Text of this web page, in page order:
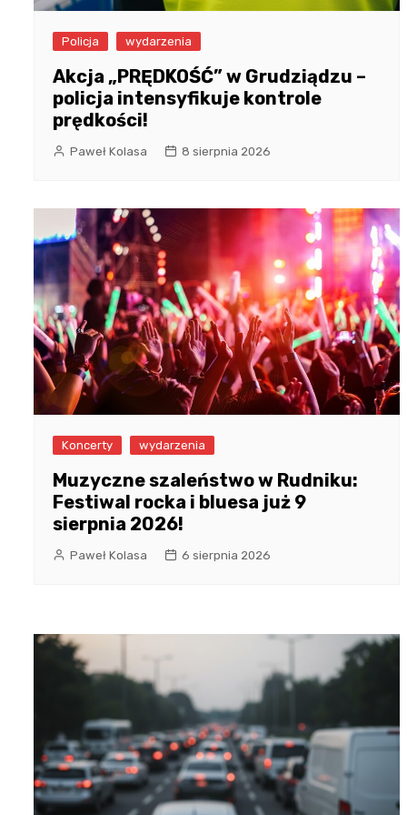
Policja wydarzenia
Akcja „PRĘDKOŚĆ” w Grudziądzu –
policja intensyfikuje kontrole
prędkości!
Paweł Kolasa 8 sierpnia 2026
Koncerty wydarzenia
Muzyczne szaleństwo w Rudniku:
Festiwal rocka i bluesa już 9
sierpnia 2026!
Paweł Kolasa 6 sierpnia 2026